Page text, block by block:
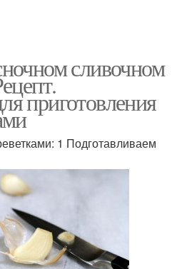
сливочном
приготовления
1 Подготавливаем